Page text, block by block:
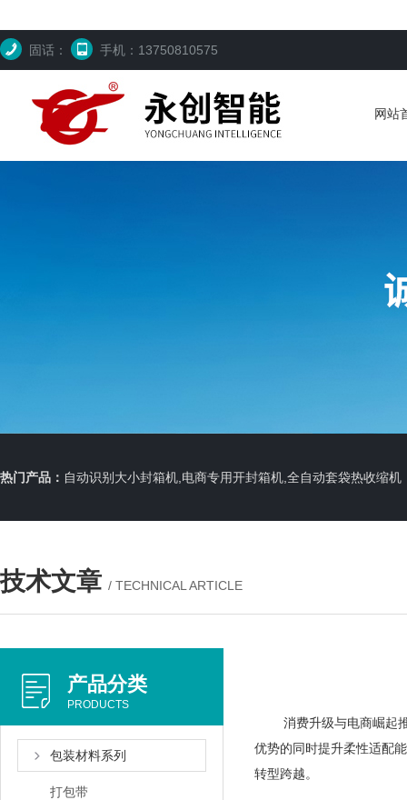
固话： 手机：13750810575
网站
热门产品： 自动识别大小封箱机,电商专用开封箱机,全自动套袋热收缩机
技术文章 / TECHNICAL ARTICLE
产品分类
PRODUCTS
包装材料系列
打包带
消费升级与电商崛起推
优势的同时提升柔性适配
转型跨越。